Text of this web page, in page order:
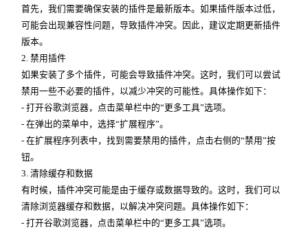
首先，我们需要确保安装的插件是最新版本。如果插件版本过低，
可能会出现兼容性问题，导致插件冲突。因此，建议定期更新插件
版本。
2. 禁用插件
如果安装了多个插件，可能会导致插件冲突。这时，我们可以尝试
禁用一些不必要的插件，以减少冲突的可能性。具体操作如下：
- 打开谷歌浏览器，点击菜单栏中的“更多工具”选项。
- 在弹出的菜单中，选择“扩展程序”。
- 在扩展程序列表中，找到需要禁用的插件，点击右侧的“禁用”按
钮。
3. 清除缓存和数据
有时候，插件冲突可能是由于缓存或数据导致的。这时，我们可以
清除浏览器缓存和数据，以解决冲突问题。具体操作如下：
- 打开谷歌浏览器，点击菜单栏中的“更多工具”选项。